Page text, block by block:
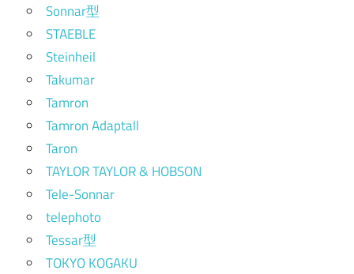
Sonnar型
STAEBLE
Steinheil
Takumar
Tamron
Tamron Adaptall
Taron
TAYLOR TAYLOR & HOBSON
Tele-Sonnar
telephoto
Tessar型
TOKYO KOGAKU